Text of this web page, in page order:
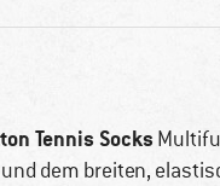
Tennis Socks
dem breiten,